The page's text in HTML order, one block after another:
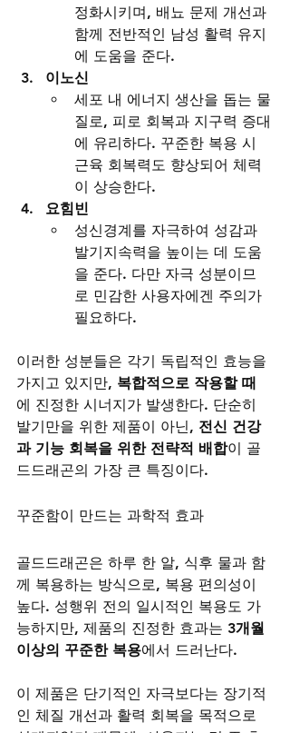
정화시키며, 배뇨 문제 개선과
함께 전반적인 남성 활력 유지
에 도움을 준다.
이노신
세포 내 에너지 생산을 돕는 물
질로, 피로 회복과 지구력 증대
에 유리하다. 꾸준한 복용 시
근육 회복력도 향상되어 체력
이 상승한다.
요힘빈
성신경계를 자극하여 성감과
발기지속력을 높이는 데 도움
을 준다. 다만 자극 성분이므
로 민감한 사용자에겐 주의가
필요하다.
이러한 성분들은 각기 독립적인 효능을
가지고 있지만, 복합적으로 작용할 때
에 진정한 시너지가 발생한다. 단순히
발기만을 위한 제품이 아닌, 전신 건강
과 기능 회복을 위한 전략적 배합이 골
드드래곤의 가장 큰 특징이다.
꾸준함이 만드는 과학적 효과
골드드래곤은 하루 한 알, 식후 물과 함
께 복용하는 방식으로, 복용 편의성이
높다. 성행위 전의 일시적인 복용도 가
능하지만, 제품의 진정한 효과는 3개월
이상의 꾸준한 복용에서 드러난다.
이 제품은 단기적인 자극보다는 장기적
인 체질 개선과 활력 회복을 목적으로